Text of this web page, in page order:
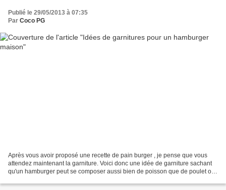
Publié le 29/05/2013 à 07:35
Par Coco PG
Après vous avoir proposé une recette de pain burger , je pense que vous
attendez maintenant la garniture. Voici donc une idée de garniture sachant
qu'un hamburger peut se composer aussi bien de poisson que de poulet ou